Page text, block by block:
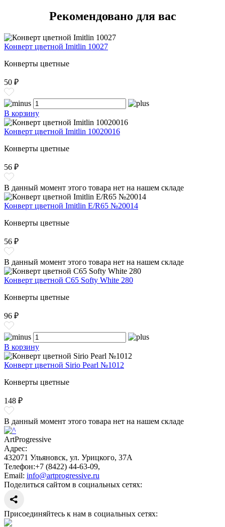
Рекомендовано для вас
Конверт цветной Imitlin 10027
Конверты цветные
50 ₽
В корзину
Конверт цветной Imitlin 10020016
Конверты цветные
56 ₽
В данный момент этого товара нет на нашем складе
Конверт цветной Imitlin E/R65 №20014
Конверты цветные
56 ₽
В данный момент этого товара нет на нашем складе
Конверт цветной С65 Softy White 280
Конверты цветные
96 ₽
В корзину
Конверт цветной Sirio Pearl №1012
Конверты цветные
148 ₽
В данный момент этого товара нет на нашем складе
ArtProgressive
Адрес:
432071 Ульяновск, ул. Урицкого, 37А
Телефон:+7 (8422) 44-63-09,
Email: info@artprogressive.ru
Поделиться сайтом в социальных сетях:
Присоединяйтесь к нам в социальных сетях: